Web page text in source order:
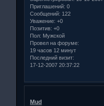
Приглашений: 0
Сообщений: 122
Уважение: +0
Позитив: +0
Пол: Мужской
Провел на форуме:
19 часов 12 минут
Последний визит:
17-12-2007 20:37:22
Mud